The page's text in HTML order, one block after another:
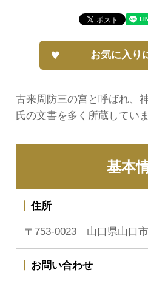
古来周防三の宮と呼ばれ、
氏の文書を多く所蔵していま
お気に入り
基本
住所
〒753-0023 山口県山口
お問い合わせ